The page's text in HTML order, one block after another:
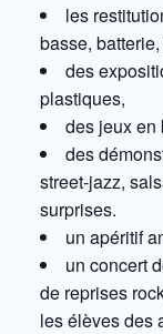
les
basse,
des
plastiques,
des jeux en
des
street-jazz,
surprises.
un apéritif
un concert
de reprises
les élèves des